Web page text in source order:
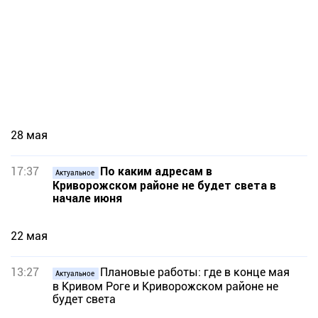
28 мая
17:37 Актуальное
По каким адресам в
Криворожском районе не будет света в
начале июня
22 мая
13:27 Актуальное
Плановые работы: где в конце мая
в Кривом Роге и Криворожском районе не
будет света